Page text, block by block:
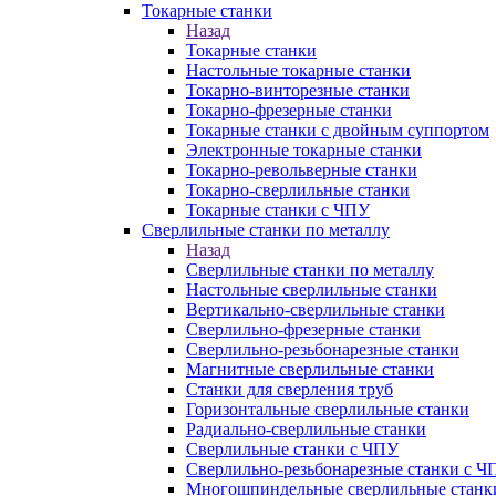
Токарные станки
Назад
Токарные станки
Настольные токарные станки
Токарно-винторезные станки
Токарно-фрезерные станки
Токарные станки с двойным суппортом
Электронные токарные станки
Токарно-револьверные станки
Токарно-сверлильные станки
Токарные станки с ЧПУ
Сверлильные станки по металлу
Назад
Сверлильные станки по металлу
Настольные сверлильные станки
Вертикально-сверлильные станки
Сверлильно-фрезерные станки
Сверлильно-резьбонарезные станки
Магнитные сверлильные станки
Станки для сверления труб
Горизонтальные сверлильные станки
Радиально-сверлильные станки
Сверлильные станки с ЧПУ
Сверлильно-резьбонарезные станки с
Многошпиндельные сверлильные